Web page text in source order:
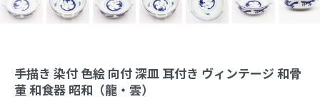
手描き 染付 色絵 向付 深皿 耳付き ヴィンテージ 和骨
董 和食器 昭和（龍・雲）